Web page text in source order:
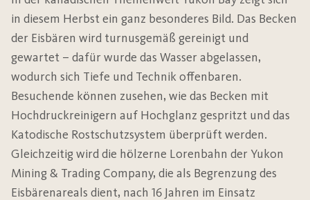
in diesem Herbst ein ganz besonderes Bild. Das Becken
der Eisbären wird turnusgemäß gereinigt und
gewartet – dafür wurde das Wasser abgelassen,
wodurch sich Tiefe und Technik offenbaren.
Besuchende können zusehen, wie das Becken mit
Hochdruckreinigern auf Hochglanz gespritzt und das
Katodische Rostschutzsystem überprüft werden.
Gleichzeitig wird die hölzerne Lorenbahn der Yukon
Mining & Trading Company, die als Begrenzung des
Eisbärenareals dient, nach 16 Jahren im Einsatz